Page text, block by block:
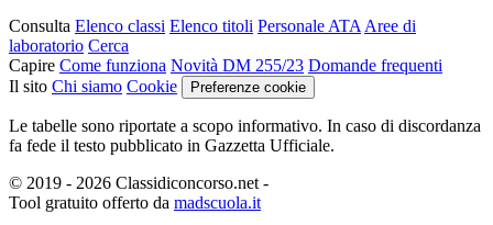
Consulta Elenco classi Elenco titoli Personale ATA Aree di
laboratorio Cerca
Capire Come funziona Novità DM 255/23 Domande frequenti
Il sito Chi siamo Cookie Preferenze cookie
Le tabelle sono riportate a scopo informativo. In caso di discordanza
fa fede il testo pubblicato in Gazzetta Ufficiale.
© 2019 - 2026 Classidiconcorso.net -
Tool gratuito offerto da madscuola.it